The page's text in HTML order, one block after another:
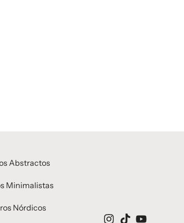
Abstractos
Minimalistas
Nórdicos